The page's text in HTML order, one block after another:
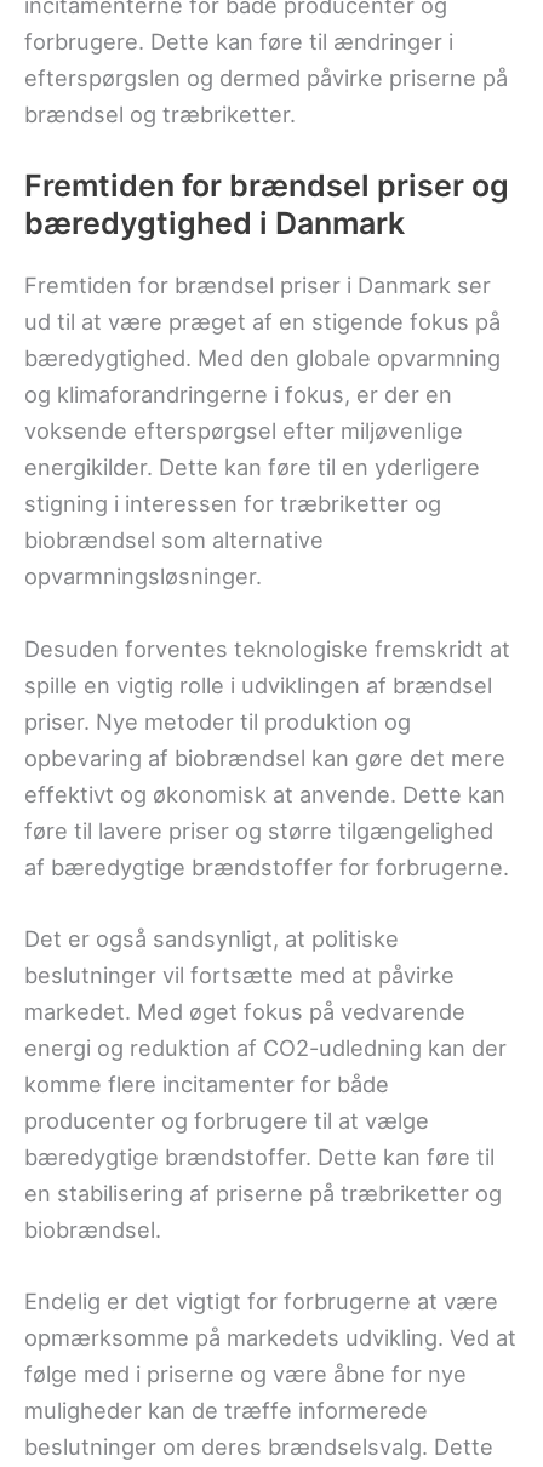
forbrugere. Dette kan føre til ændringer i
efterspørgslen og dermed påvirke priserne på
brændsel og træbriketter.
Fremtiden for brændsel priser og
bæredygtighed i Danmark
Fremtiden for brændsel priser i Danmark ser
ud til at være præget af en stigende fokus på
bæredygtighed. Med den globale opvarmning
og klimaforandringerne i fokus, er der en
voksende efterspørgsel efter miljøvenlige
energikilder. Dette kan føre til en yderligere
stigning i interessen for træbriketter og
biobrændsel som alternative
opvarmningsløsninger.
Desuden forventes teknologiske fremskridt at
spille en vigtig rolle i udviklingen af brændsel
priser. Nye metoder til produktion og
opbevaring af biobrændsel kan gøre det mere
effektivt og økonomisk at anvende. Dette kan
føre til lavere priser og større tilgængelighed
af bæredygtige brændstoffer for forbrugerne.
Det er også sandsynligt, at politiske
beslutninger vil fortsætte med at påvirke
markedet. Med øget fokus på vedvarende
energi og reduktion af CO2-udledning kan der
komme flere incitamenter for både
producenter og forbrugere til at vælge
bæredygtige brændstoffer. Dette kan føre til
en stabilisering af priserne på træbriketter og
biobrændsel.
Endelig er det vigtigt for forbrugerne at være
opmærksomme på markedets udvikling. Ved at
følge med i priserne og være åbne for nye
muligheder kan de træffe informerede
beslutninger om deres brændselsvalg. Dette